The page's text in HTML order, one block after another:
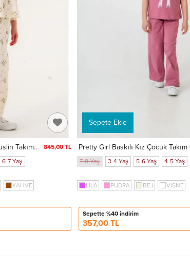
Dantel Yakalı Kız Çocuk Müslin Takım 3831 845,00 TL
6-7 Yaş
KAHVE
Sepete Ekle
Pretty Girl Baskılı Kız Çocuk
7-8 Yaş
3-4 Yaş 5-6 Yaş 4-5 Yaş
LİLA PUDRA BEJ VISNE
Sepette %40 indirim
357,00 TL